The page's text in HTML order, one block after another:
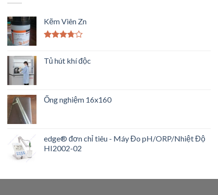
Kẽm Viên Zn
hạng
Tủ hút khí độc
Ống nghiệm 16x160
edge® đơn chỉ tiêu - Máy Đo pH/ORP/Nhiệt Độ
HI2002-02